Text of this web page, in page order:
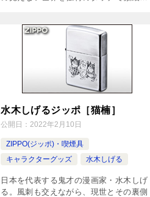
全5種類で登場です。どこか懐かしく、暖
水木しげるジッポ［猫楠］
公開日：2022年2月10日
ZIPPO(ジッポ)・喫煙具
キャラクターグッズ
水木しげる
日本を代表する鬼才の漫画家・水木しげ
る。風刺も交えながら、現世とその裏側